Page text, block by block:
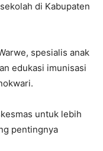
di Kabupaten
spesialis anak
edukasi imunisasi
untuk lebih
pentingnya